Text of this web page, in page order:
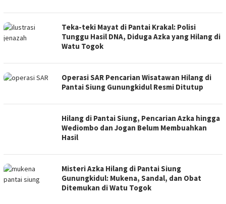
Teka-teki Mayat di Pantai Krakal: Polisi
Tunggu Hasil DNA, Diduga Azka yang Hilang di
Watu Togok
Operasi SAR Pencarian Wisatawan Hilang di
Pantai Siung Gunungkidul Resmi Ditutup
Hilang di Pantai Siung, Pencarian Azka hingga
Wediombo dan Jogan Belum Membuahkan
Hasil
Misteri Azka Hilang di Pantai Siung
Gunungkidul: Mukena, Sandal, dan Obat
Ditemukan di Watu Togok